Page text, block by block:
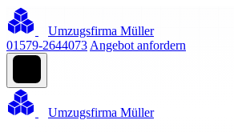
Umzugsfirma Müller
01579-2644073 Angebot anfordern
Umzugsfirma Müller